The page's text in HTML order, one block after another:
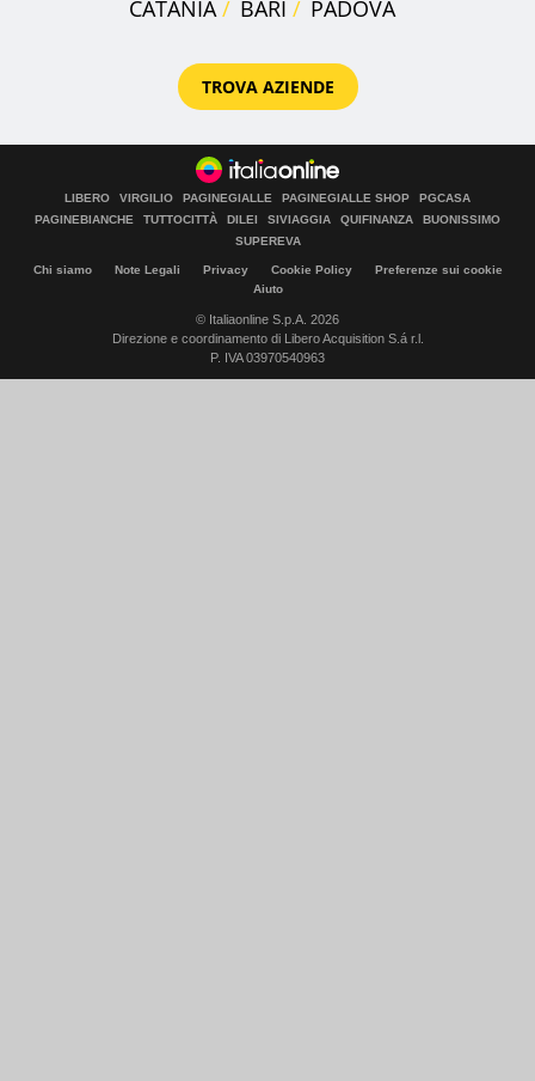
CATANIA BARI PADOVA
TROVA AZIENDE
LIBERO VIRGILIO PAGINEGIALLE PAGINEGIALLE SHOP
PGCASA
PAGINEBIANCHE
TUTTOCITTÀ DILEI SIVIAGGIA QUIFINANZA
BUONISSIMO
SUPEREVA
Chi siamo Note Legali Privacy Cookie Policy
Preferenze sui cookie
Aiuto
© Italiaonline S.p.A. 2026
Direzione e coordinamento di Libero Acquisition S.á r.l.
P. IVA 03970540963